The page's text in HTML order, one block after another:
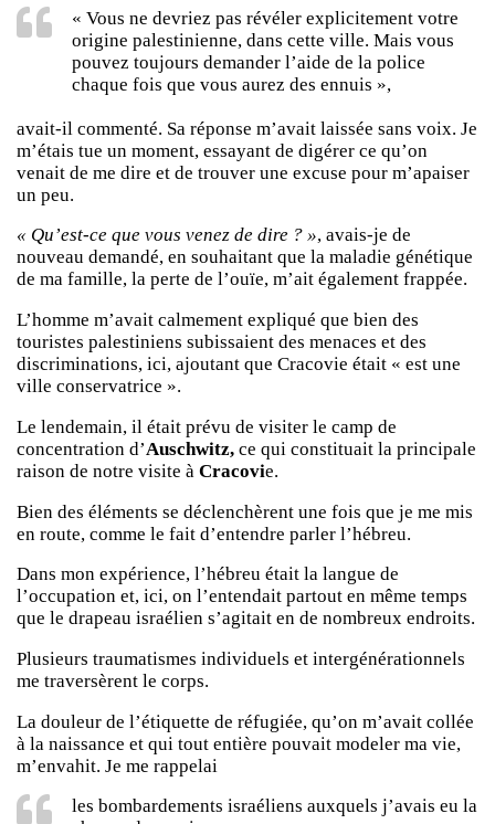
« Vous ne devriez pas révéler explicitement votre
origine palestinienne, dans cette ville. Mais vous
pouvez toujours demander l’aide de la police
chaque fois que vous aurez des ennuis »,
avait-il commenté. Sa réponse m’avait laissée sans voix. Je
m’étais tue un moment, essayant de digérer ce qu’on
venait de me dire et de trouver une excuse pour m’apaiser
un peu.
« Qu’est-ce que vous venez de dire ? », avais-je de
nouveau demandé, en souhaitant que la maladie génétique
de ma famille, la perte de l’ouïe, m’ait également frappée.
L’homme m’avait calmement expliqué que bien des
touristes palestiniens subissaient des menaces et des
discriminations, ici, ajoutant que Cracovie était « est une
ville conservatrice ».
Le lendemain, il était prévu de visiter le camp de
concentration d’Auschwitz, ce qui constituait la principale
raison de notre visite à Cracovie.
Bien des éléments se déclenchèrent une fois que je me mis
en route, comme le fait d’entendre parler l’hébreu.
Dans mon expérience, l’hébreu était la langue de
l’occupation et, ici, on l’entendait partout en même temps
que le drapeau israélien s’agitait en de nombreux endroits.
Plusieurs traumatismes individuels et intergénérationnels
me traversèrent le corps.
La douleur de l’étiquette de réfugiée, qu’on m’avait collée
à la naissance et qui tout entière pouvait modeler ma vie,
m’envahit. Je me rappelai
les bombardements israéliens auxquels j’avais eu la